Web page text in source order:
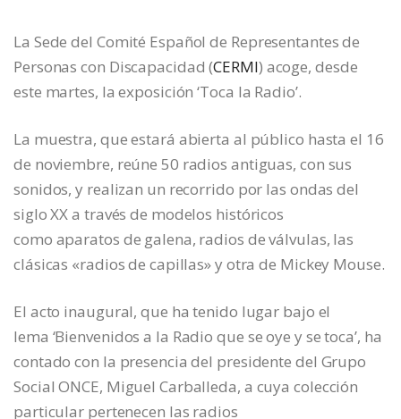
La Sede del Comité Español de Representantes de
Personas con Discapacidad (CERMI) acoge, desde
este martes, la exposición ‘Toca la Radio’.
La muestra, que estará abierta al público hasta el 16
de noviembre, reúne 50 radios antiguas, con sus
sonidos, y realizan un recorrido por las ondas del
siglo XX a través de modelos históricos
como aparatos de galena, radios de válvulas, las
clásicas «radios de capillas» y otra de Mickey Mouse.
El acto inaugural, que ha tenido lugar bajo el
lema ‘Bienvenidos a la Radio que se oye y se toca’, ha
contado con la presencia del presidente del Grupo
Social ONCE, Miguel Carballeda, a cuya colección
particular pertenecen las radios